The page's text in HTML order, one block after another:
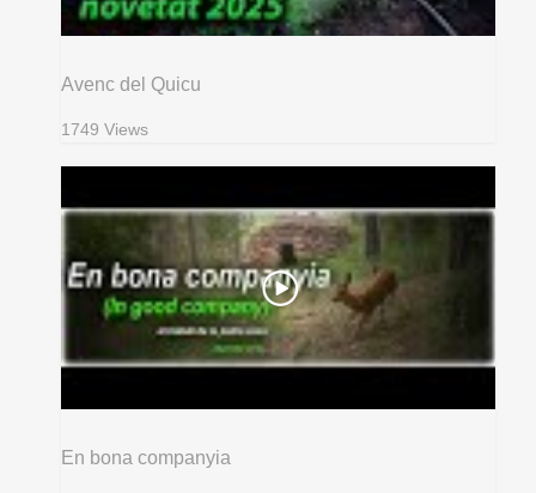
Avenc del Quicu
1749 Views
En bona companyia